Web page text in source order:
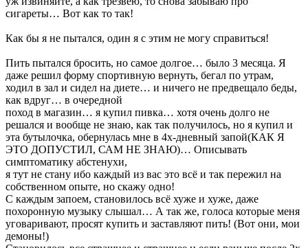
сигареты… Вот как то так!
Как бы я не пытался, один я с этим не могу справиться!
Пить пытался бросить, но самое долгое… было 3 месяца. Я
даже решил форму спортивную вернуть, бегал по утрам,
ходил в зал и сидел на диете… и ничего не предвещало беды,
как вдруг… в очередной
поход в магазин… я купил пивка… хотя очень долго не
решался и вообще не знаю, как так получилось, но я купил и
эта бутылочка, обернулась мне в 4х-дневный запой(КАК Я
ЭТО ДОПУСТИЛ, САМ НЕ ЗНАЮ)… Описывать
симптоматику абстенухи,
я тут не стану ибо каждый из вас это всё и так пережил на
собственном опыте, но скажу одно!
С каждым запоем, становилось всё хуже и хуже, даже
похоронную музыку слышал… А так же, голоса которые меня
уговаривают, просят купить и заставляют пить! (Вот они, мои
демоны!)